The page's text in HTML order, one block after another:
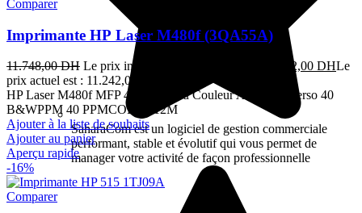
SaharaCom est un logiciel de gestion commerciale
performant, stable et évolutif qui vous permet de
manager votre activité de façon professionnelle
Comparer
Imprimante HP Laser M480f (3QA55A)
11.748,00DH Le prix initial était : 11.748,00 DH. 11.242,00 DHLe
prix actuel est : 11.242,00 DH.
HP Laser M480f MFP 4en1 Réseau Couleur A4 Recto Verso 40
B&WPPM 40 PPMCOL 40 12M
Ajouter à la liste de souhaits
Ajouter au panier
Aperçu rapide
-16%
Comparer